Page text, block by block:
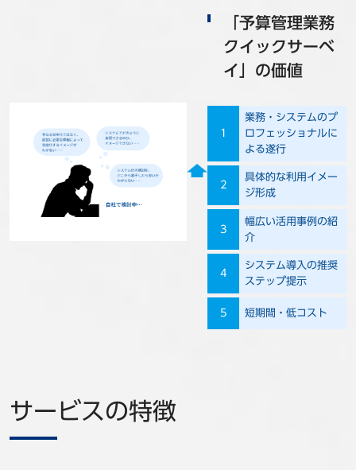
「予算管理業務
クイックサーベ
イ」の価値
1
業務・システムのプ
ロフェッショナルに
よる遂行
2
具体的な利用イメー
ジ形成
3
幅広い活用事例の紹
介
4
システム導入の推奨
ステップ提示
5 短期間・低コスト
サービスの特徴